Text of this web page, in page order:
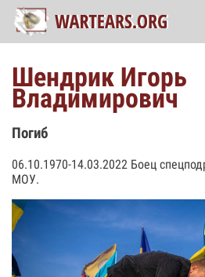
Шендрик Игорь
Владимирович
Погиб
06.10.1970-14.03.2022 Боец
МОУ.